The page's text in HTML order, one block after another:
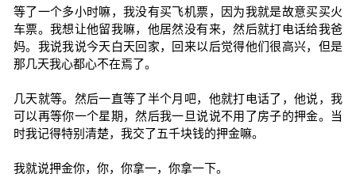
等了一个多小时嘛，我没有买飞机票，因为我就是故意买买火
车票。我想让他留我嘛，他居然没有来，然后就打电话给我爸
妈。我说我说今天白天回家，回来以后觉得他们很高兴，但是
那几天我心都心不在焉了。
几天就等。然后一直等了半个月吧，他就打电话了，他说，我
可以再等你一个星期，然后我一旦说说不用了房子的押金。当
时我记得特别清楚，我交了五千块钱的押金嘛。
我就说押金你，你，你拿一，你拿一下。